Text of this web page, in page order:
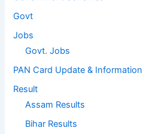
Govt
Jobs
Govt. Jobs
PAN Card Update & Information
Result
Assam Results
Bihar Results